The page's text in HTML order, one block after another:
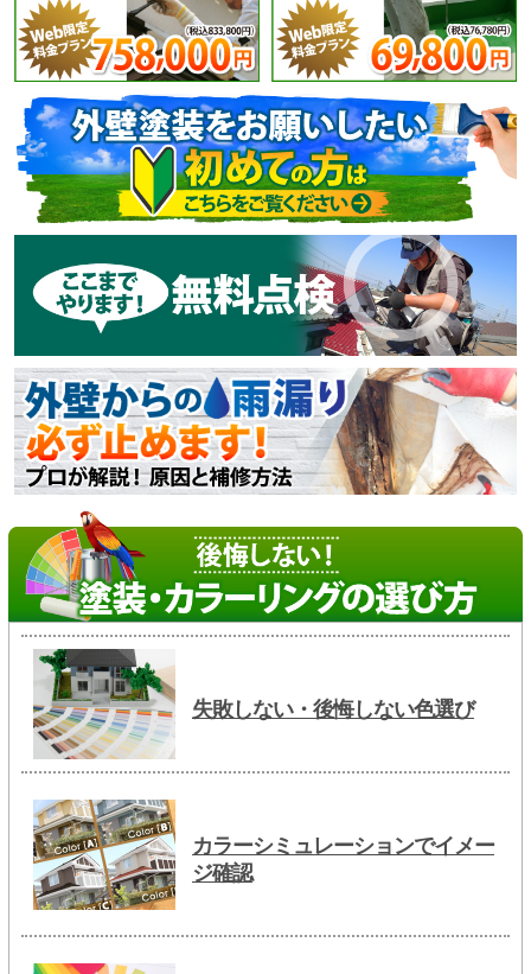
失敗しない・後悔しない色選び
カラーシミュレーションでイメー
ジ確認